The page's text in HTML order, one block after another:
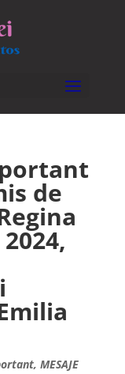
de
, MESAJE